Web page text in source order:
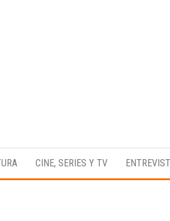
CINE, SERIES Y TV